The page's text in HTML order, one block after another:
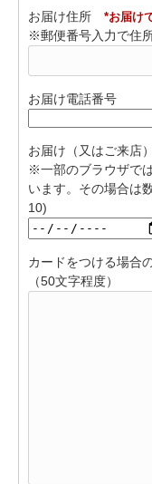
お届け住所 *お届け
※郵便番号入力で住
お届け電話番号
お届け（又はご来店
※一部のブラウザで
います。その場合は
10)
カードをつける場合
（50文字程度）